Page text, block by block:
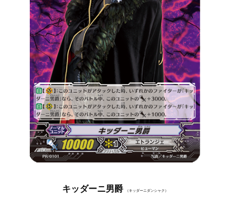
キッダーニ男爵 （キッダーニダンシャク）